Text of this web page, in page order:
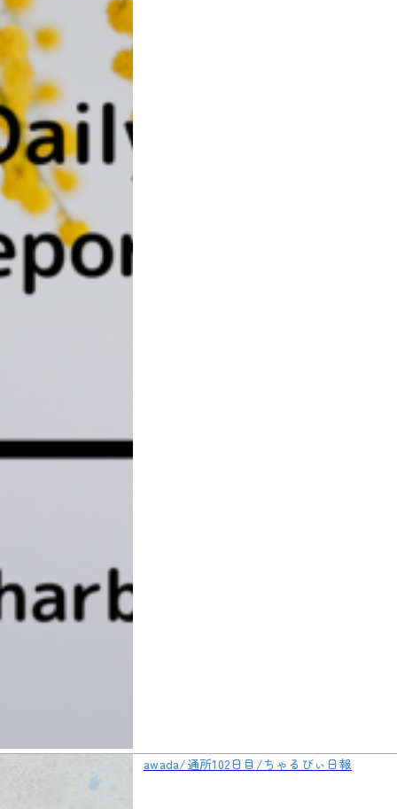
awada/通所102日目/ちゃるびぃ日報